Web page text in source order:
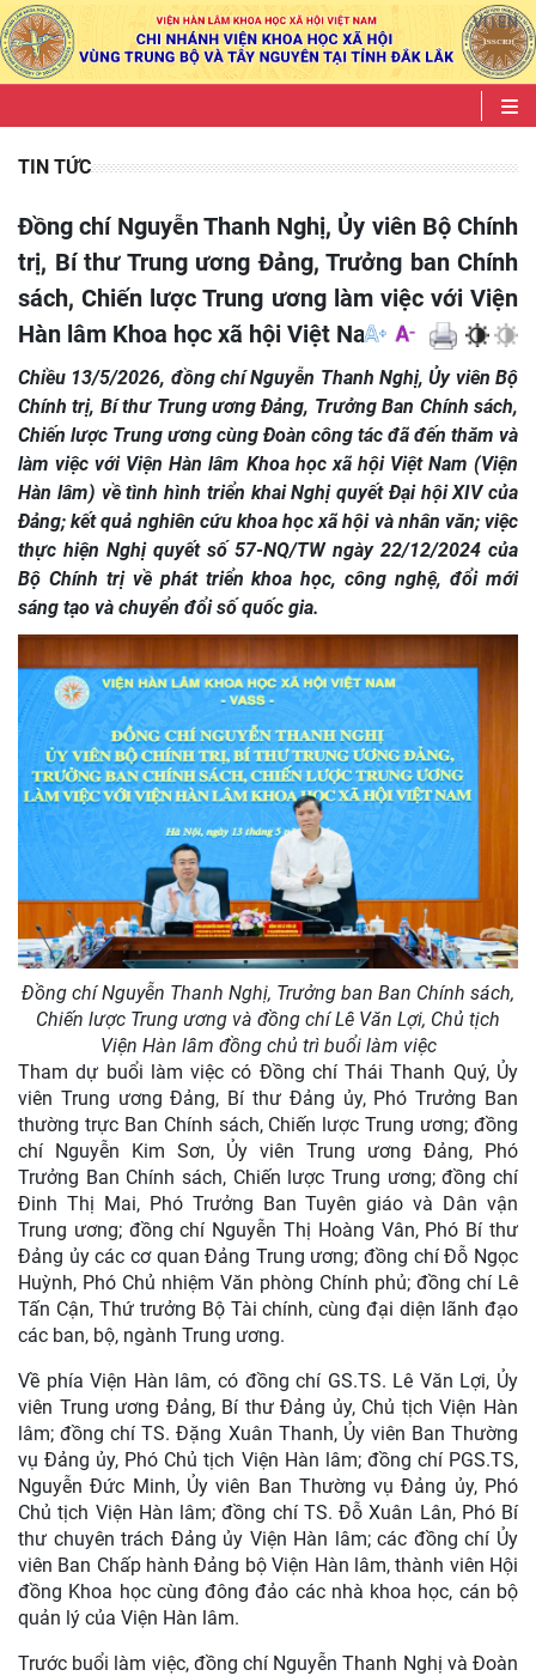
VI|EN
TIN TỨC
Đồng chí Nguyễn Thanh Nghị, Ủy viên Bộ Chính
trị, Bí thư Trung ương Đảng, Trưởng ban Chính
sách, Chiến lược Trung ương làm việc với Viện
Hàn lâm Khoa học xã hội Việt Nam
Chiều 13/5/2026, đồng chí Nguyễn Thanh Nghị, Ủy viên Bộ
Chính trị, Bí thư Trung ương Đảng, Trưởng Ban Chính sách,
Chiến lược Trung ương cùng Đoàn công tác đã đến thăm và
làm việc với Viện Hàn lâm Khoa học xã hội Việt Nam (Viện
Hàn lâm) về tình hình triển khai Nghị quyết Đại hội XIV của
Đảng; kết quả nghiên cứu khoa học xã hội và nhân văn; việc
thực hiện Nghị quyết số 57-NQ/TW ngày 22/12/2024 của
Bộ Chính trị về phát triển khoa học, công nghệ, đổi mới
sáng tạo và chuyển đổi số quốc gia.
Đồng chí Nguyễn Thanh Nghị, Trưởng ban Ban Chính sách,
Chiến lược Trung ương và đồng chí Lê Văn Lợi, Chủ tịch
Viện Hàn lâm đồng chủ trì buổi làm việc
Tham dự buổi làm việc có Đồng chí Thái Thanh Quý, Ủy
viên Trung ương Đảng, Bí thư Đảng ủy, Phó Trưởng Ban
thường trực Ban Chính sách, Chiến lược Trung ương; đồng
chí Nguyễn Kim Sơn, Ủy viên Trung ương Đảng, Phó
Trưởng Ban Chính sách, Chiến lược Trung ương; đồng chí
Đinh Thị Mai, Phó Trưởng Ban Tuyên giáo và Dân vận
Trung ương; đồng chí Nguyễn Thị Hoàng Vân, Phó Bí thư
Đảng ủy các cơ quan Đảng Trung ương; đồng chí Đỗ Ngọc
Huỳnh, Phó Chủ nhiệm Văn phòng Chính phủ; đồng chí Lê
Tấn Cận, Thứ trưởng Bộ Tài chính, cùng đại diện lãnh đạo
các ban, bộ, ngành Trung ương.
Về phía Viện Hàn lâm, có đồng chí GS.TS. Lê Văn Lợi, Ủy
viên Trung ương Đảng, Bí thư Đảng ủy, Chủ tịch Viện Hàn
lâm; đồng chí TS. Đặng Xuân Thanh, Ủy viên Ban Thường
vụ Đảng ủy, Phó Chủ tịch Viện Hàn lâm; đồng chí PGS.TS,
Nguyễn Đức Minh, Ủy viên Ban Thường vụ Đảng ủy, Phó
Chủ tịch Viện Hàn lâm; đồng chí TS. Đỗ Xuân Lân, Phó Bí
thư chuyên trách Đảng ủy Viện Hàn lâm; các đồng chí Ủy
viên Ban Chấp hành Đảng bộ Viện Hàn lâm, thành viên Hội
đồng Khoa học cùng đông đảo các nhà khoa học, cán bộ
quản lý của Viện Hàn lâm.
Trước buổi làm việc, đồng chí Nguyễn Thanh Nghị và Đoàn